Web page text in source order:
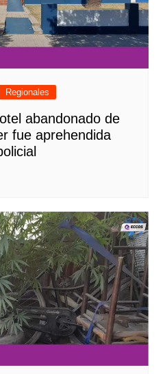
Regionales
abandonado de
fue aprehendida